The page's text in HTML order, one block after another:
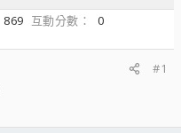
869 互動分數
0
#1